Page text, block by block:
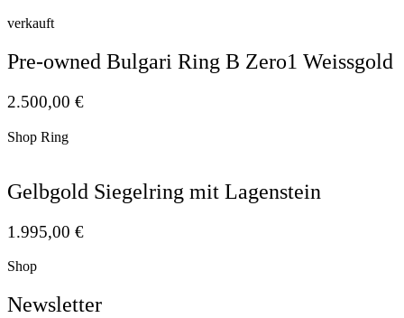
verkauft
Pre-owned Bulgari Ring B Zero1 Weissgold
2.500,00 €
Shop Ring
Gelbgold Siegelring mit Lagenstein
1.995,00 €
Shop
Newsletter